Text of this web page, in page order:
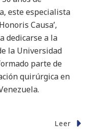
este especialista
Causa’,
dedicarse a la
la Universidad
parte de
quirúrgica en
Leer